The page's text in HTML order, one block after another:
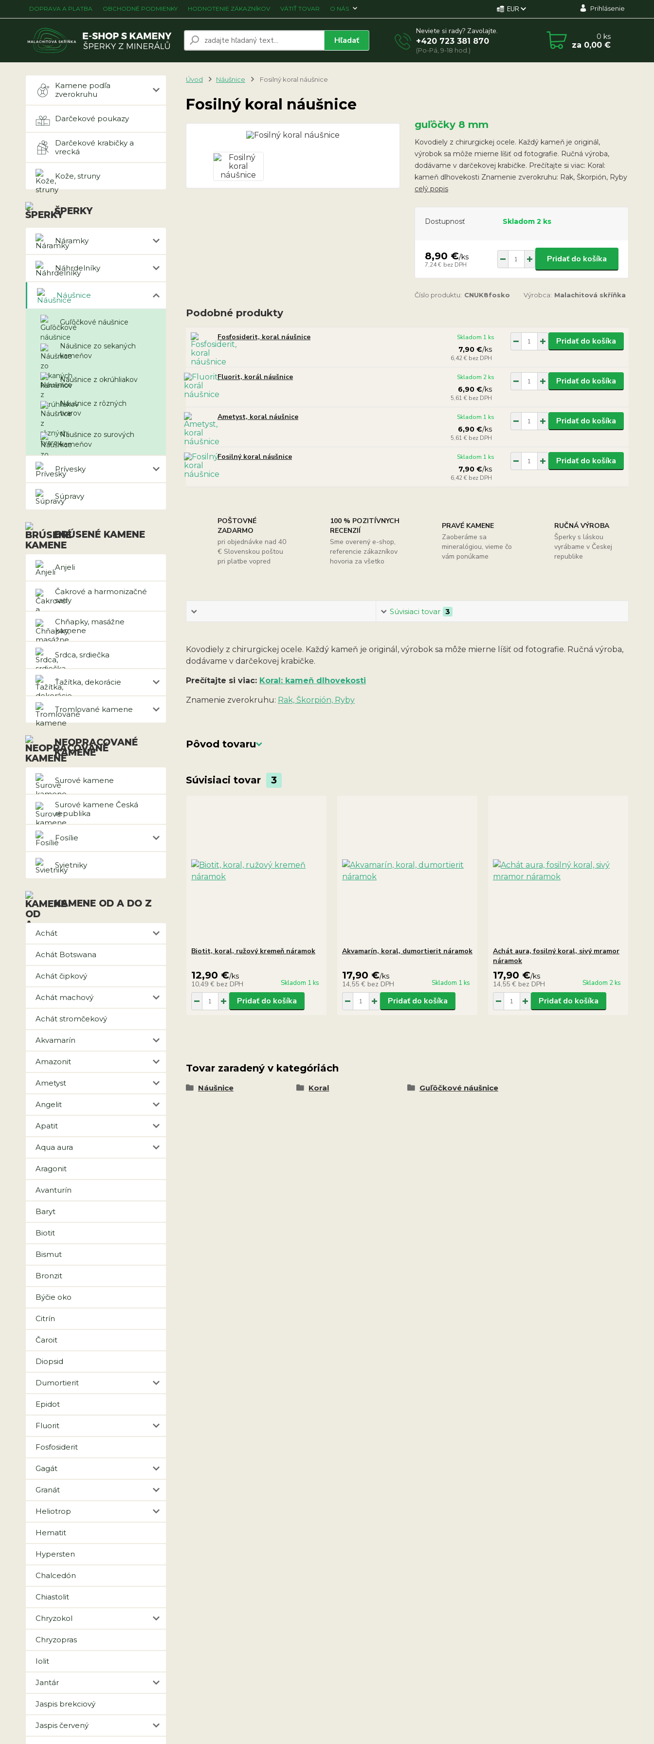
DOPRAVA A PLATBA OBCHODNÉ PODMIENKY HODNOTENIE ZÁKAZNÍKOV VÁTIŤ TOVAR O NÁS EUR Prihlásenie
Hľadať
Neviete si rady? Zavolajte.
+420 723 381 870
(Po-Pá, 9-18 hod.)
0 ks
za 0,00 €
Kamene podľa
zverokruhu
Darčekové poukazy
Darčekové krabičky a
vrecká
Kože, struny
ŠPERKY
Náramky
Náhrdelníky
Náušnice
Guľôčkové náušnice
Náušnice zo sekaných
kameňov
Náušnice z okrúhliakov
Náušnice z rôzných
tvarov
Náušnice zo surových
kameňov
Prívesky
Súpravy
BRÚSENÉ KAMENE
Anjeli
Čakrové a harmonizačné
sady
Chňapky, masážne
kamene
Srdca, srdiečka
Ťažítka, dekorácie
Tromlované kamene
NEOPRACOVANÉ
KAMENE
Surové kamene
Surové kamene Česká
republika
Fosílie
Svietniky
KAMENE OD A DO Z
Achát
Achát Botswana
Achát čipkový
Achát machový
Achát stromčekový
Akvamarín
Amazonit
Ametyst
Angelit
Apatit
Aqua aura
Aragonit
Avanturín
Baryt
Biotit
Bismut
Bronzit
Býčie oko
Citrín
Čaroit
Diopsid
Dumortierit
Epidot
Fluorit
Fosfosiderit
Gagát
Granát
Heliotrop
Hematit
Hypersten
Chalcedón
Chiastolit
Chryzokol
Chryzopras
Iolit
Jantár
Jaspis brekciový
Jaspis červený
Úvod Náušnice Fosilný koral náušnice
Fosilný koral náušnice
guľôčky 8 mm
Kovodiely z chirurgickej ocele. Každý kameň je originál,
výrobok sa môže mierne líšiť od fotografie. Ručná výroba,
dodávame v darčekovej krabičke. Prečítajte si viac: Koral:
kameň dlhovekosti Znamenie zverokruhu: Rak, Škorpión, Ryby
celý popis
Dostupnosť Skladom 2 ks
8,90 €/ks
7,24 € bez DPH
Pridať do košíka
Číslo produktu: CNUK8fosko Výrobca: Malachitová skříňka
Podobné produkty
Fosfosiderit, koral náušnice
7,90 €/ks
6,42 € bez DPH
Skladom 1 ks Pridať do košíka
Fluorit, korál náušnice
6,90 €/ks
5,61 € bez DPH
Skladom 2 ks Pridať do košíka
Ametyst, koral náušnice
6,90 €/ks
5,61 € bez DPH
Skladom 1 ks Pridať do košíka
Fosilný koral náušnice
7,90 €/ks
6,42 € bez DPH
Skladom 1 ks Pridať do košíka
POŠTOVNÉ
ZADARMO
pri objednávke nad 40
€ Slovenskou poštou
pri platbe vopred
100 % POZITÍVNYCH
RECENZIÍ
Sme overený e-shop,
referencie zákazníkov
hovoria za všetko
PRAVÉ KAMENE
Zaoberáme sa
mineralógiou, vieme čo
vám ponúkame
RUČNÁ VÝROBA
Šperky s láskou
vyrábame v Českej
republike
Súvisiaci tovar 3
Kovodiely z chirurgickej ocele. Každý kameň je originál, výrobok sa môže mierne líšiť od fotografie. Ručná výroba,
dodávame v darčekovej krabičke.
Prečítajte si viac: Koral: kameň dlhovekosti
Znamenie zverokruhu: Rak, Škorpión, Ryby
Pôvod tovaru
Súvisiaci tovar 3
Biotit, koral, ružový kremeň náramok
12,90 €/ks
10,49 € bez DPH Skladom 1 ks
Pridať do košíka
Akvamarín, koral, dumortierit náramok
17,90 €/ks
14,55 € bez DPH Skladom 1 ks
Pridať do košíka
Achát aura, fosilný koral, sivý mramor
náramok
17,90 €/ks
14,55 € bez DPH Skladom 2 ks
Pridať do košíka
Tovar zaradený v kategóriách
Náušnice Koral Guľôčkové náušnice